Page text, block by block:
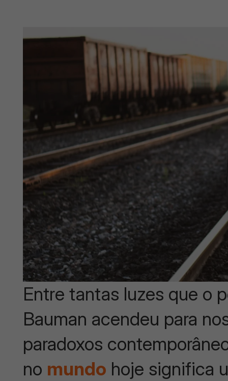
Entre tantas luzes que o
Bauman acendeu para
paradoxos
no mundo hoje significa